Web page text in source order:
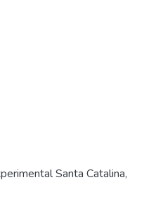
Santa Catalina,